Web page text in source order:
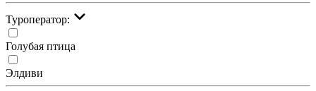
Туроператор:
Голубая птица
Элдиви